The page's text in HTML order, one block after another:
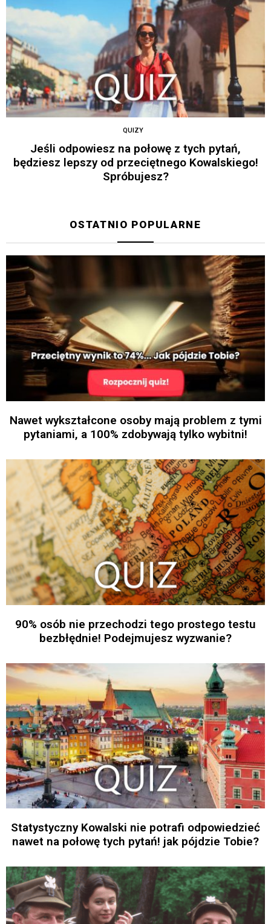
QUIZY
Jeśli odpowiesz na połowę z tych pytań,
będziesz lepszy od przeciętnego Kowalskiego!
Spróbujesz?
OSTATNIO POPULARNE
Nawet wykształcone osoby mają problem z tymi
pytaniami, a 100% zdobywają tylko wybitni!
90% osób nie przechodzi tego prostego testu
bezbłędnie! Podejmujesz wyzwanie?
Statystyczny Kowalski nie potrafi odpowiedzieć
nawet na połowę tych pytań! jak pójdzie Tobie?